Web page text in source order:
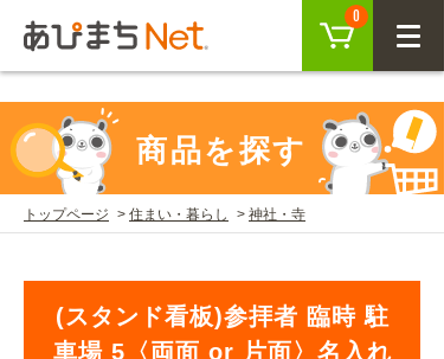
参考動画>>スタンド看板の組み立て方" /> 0
CLOSE
ログイン
会員登録
SEARCH
商品を探す
トップページ 住まい・暮らし 神社・寺
(スタンド看板)参拝者 臨時 駐
車場 5〈両面 or 片面〉名入れ